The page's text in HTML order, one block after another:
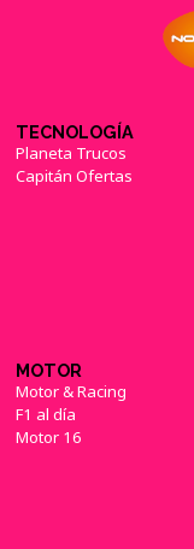
TECNOLOGÍA
Planeta Trucos
Capitán Ofertas
MOTOR
Motor & Racing
F1 al día
Motor 16